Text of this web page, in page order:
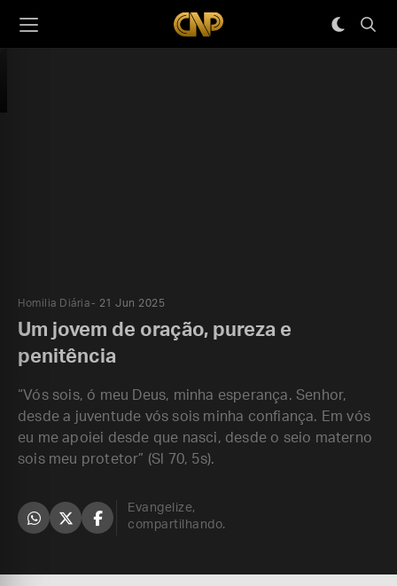
Homilia Diária 21 Jun 2025
Um jovem de oração, pureza e
penitência
“Vós sois, ó meu Deus, minha esperança. Senhor,
desde a juventude vós sois minha confiança. Em vós
eu me apoiei desde que nasci, desde o seio materno
sois meu protetor” (Sl 70, 5s).
Evangelize,
compartilhando.